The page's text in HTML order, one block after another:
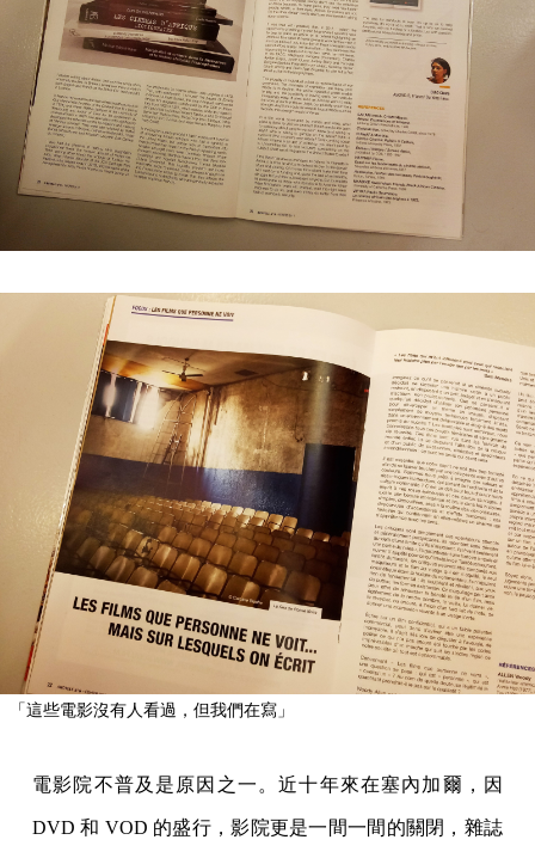
「這些電影沒有人看過，但我們在寫」
電影院不普及是原因之一。近十年來在塞內加爾，因
DVD 和 VOD 的盛行，影院更是一間一間的關閉，雜誌